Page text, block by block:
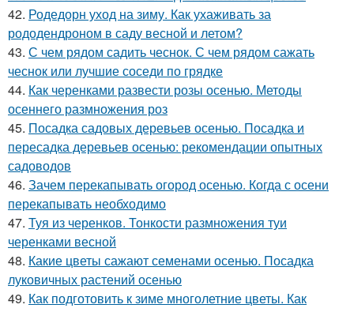
42. Родедорн уход на зиму. Как ухаживать за
рододендроном в саду весной и летом?
43. С чем рядом садить чеснок. С чем рядом сажать
чеснок или лучшие соседи по грядке
44. Как черенками развести розы осенью. Методы
осеннего размножения роз
45. Посадка садовых деревьев осенью. Посадка и
пересадка деревьев осенью: рекомендации опытных
садоводов
46. Зачем перекапывать огород осенью. Когда с осени
перекапывать необходимо
47. Туя из черенков. Тонкости размножения туи
черенками весной
48. Какие цветы сажают семенами осенью. Посадка
луковичных растений осенью
49. Как подготовить к зиме многолетние цветы. Как